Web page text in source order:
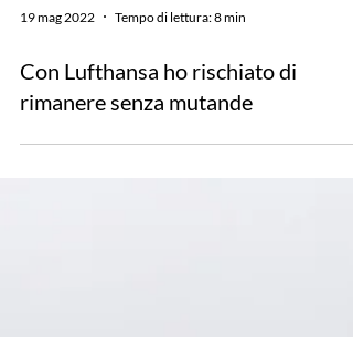
19 mag 2022 Tempo di lettura: 8 min
Con Lufthansa ho rischiato di
rimanere senza mutande